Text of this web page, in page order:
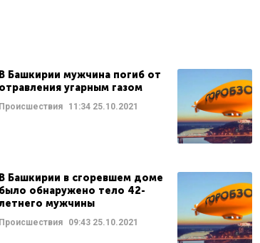
В Башкирии мужчина погиб от
отравления угарным газом
Происшествия 11:3425.10.2021
В Башкирии в сгоревшем доме
было обнаружено тело 42-
мужчины
Происшествия 09:4325.10.2021